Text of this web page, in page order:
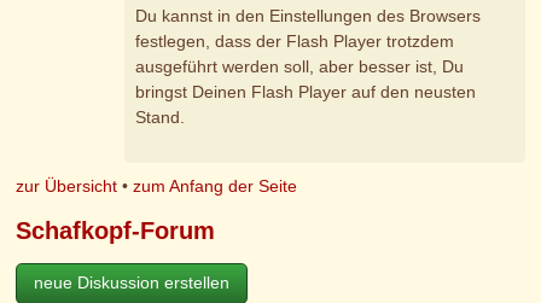
Du kannst in den Einstellungen des Browsers
festlegen, dass der Flash Player trotzdem
ausgeführt werden soll, aber besser ist, Du
bringst Deinen Flash Player auf den neusten
Stand.
zur Übersicht •zum Anfang der Seite
Schafkopf-Forum
neue Diskussion erstellen